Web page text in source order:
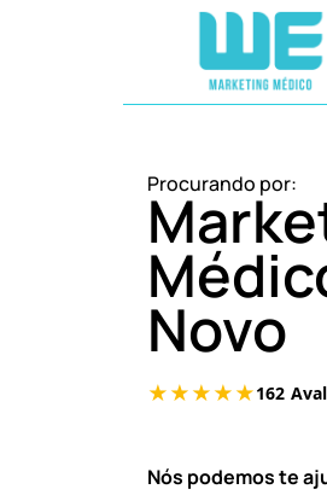
Procurando por:
Novo
Nós podemos te